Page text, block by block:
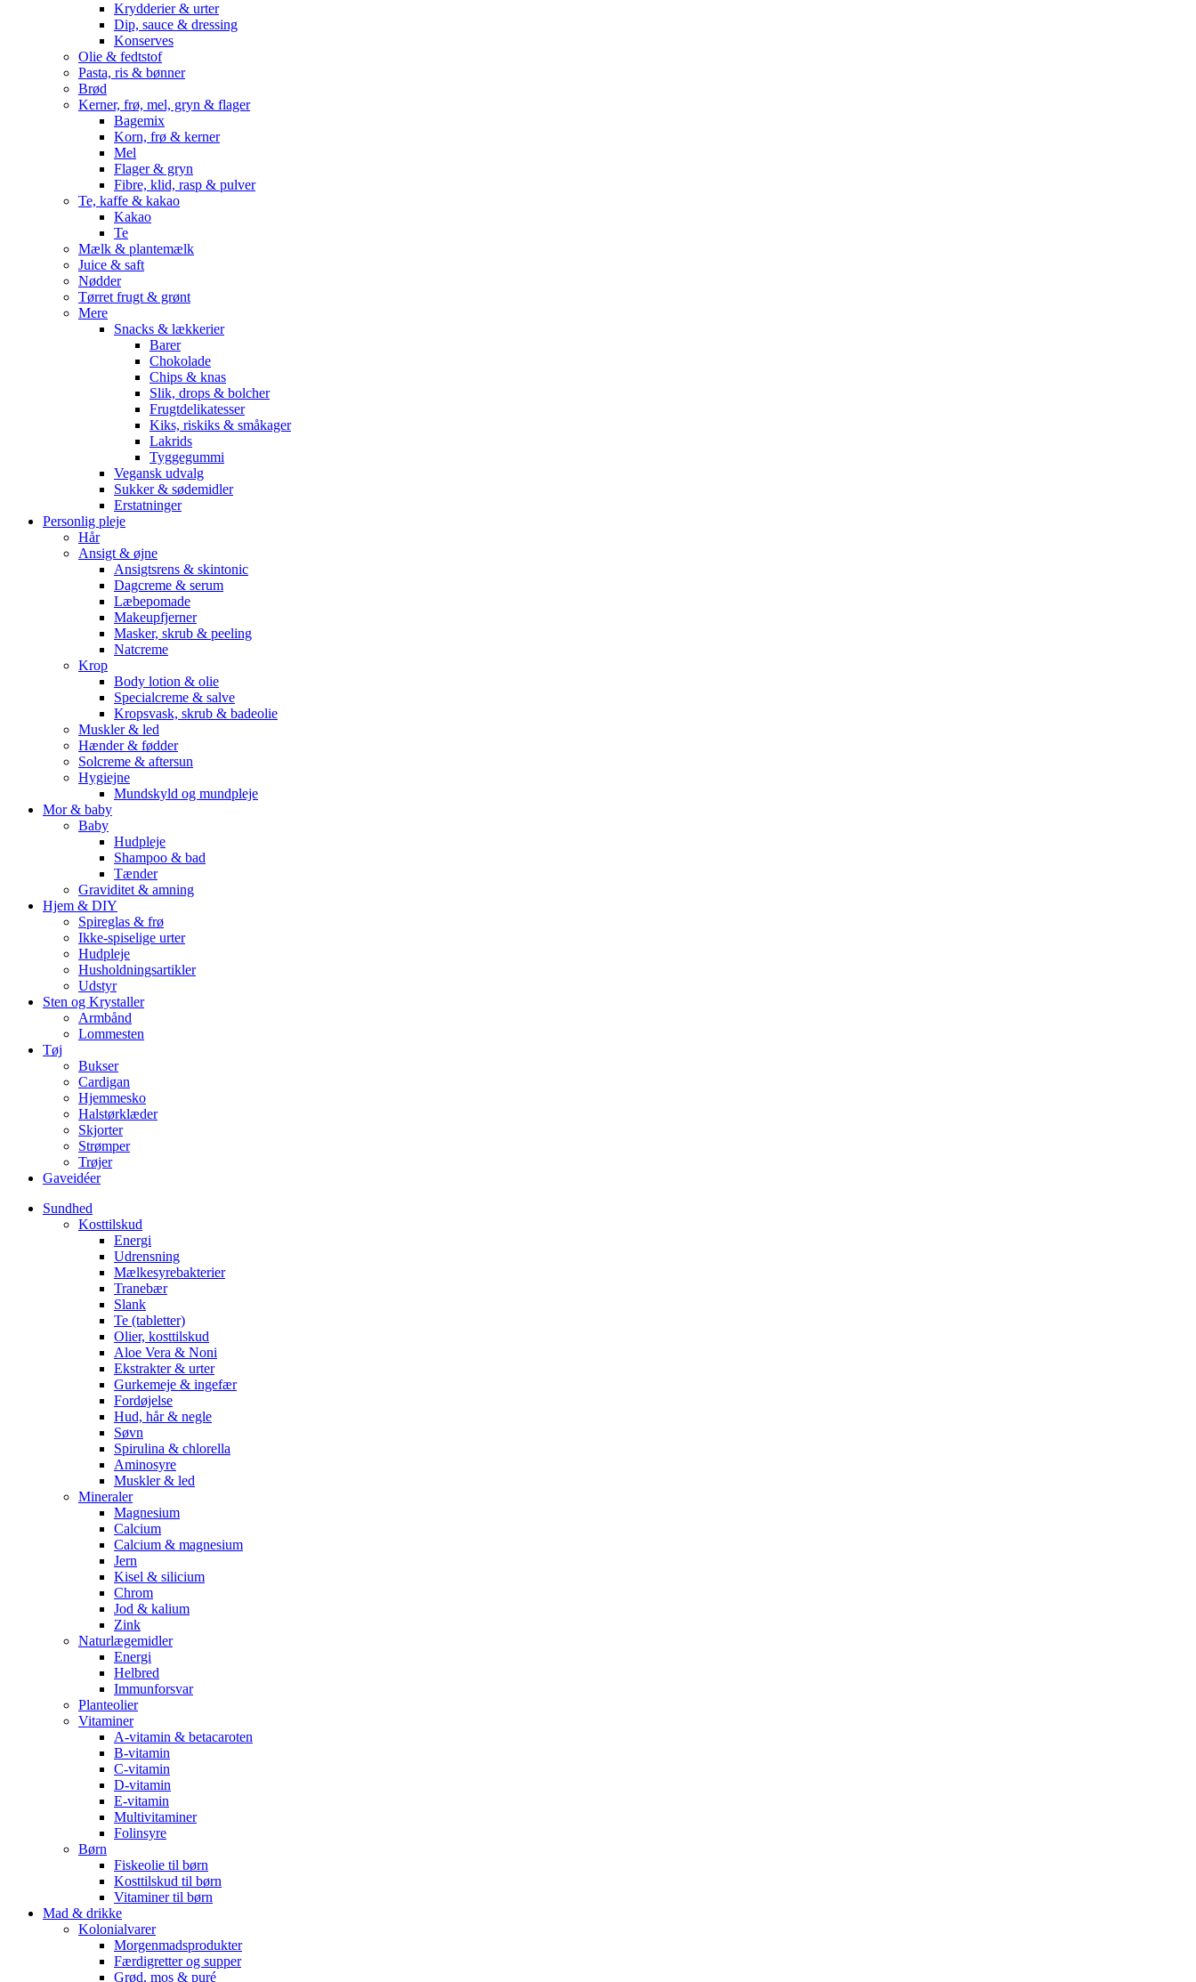
Krydderier & urter
Dip, sauce & dressing
Konserves
Olie & fedtstof
Pasta, ris & bønner
Brød
Kerner, frø, mel, gryn & flager
Bagemix
Korn, frø & kerner
Mel
Flager & gryn
Fibre, klid, rasp & pulver
Te, kaffe & kakao
Kakao
Te
Mælk & plantemælk
Juice & saft
Nødder
Tørret frugt & grønt
Mere
Snacks & lækkerier
Barer
Chokolade
Chips & knas
Slik, drops & bolcher
Frugtdelikatesser
Kiks, riskiks & småkager
Lakrids
Tyggegummi
Vegansk udvalg
Sukker & sødemidler
Erstatninger
Personlig pleje
Hår
Ansigt & øjne
Ansigtsrens & skintonic
Dagcreme & serum
Læbepomade
Makeupfjerner
Masker, skrub & peeling
Natcreme
Krop
Body lotion & olie
Specialcreme & salve
Kropsvask, skrub & badeolie
Muskler & led
Hænder & fødder
Solcreme & aftersun
Hygiejne
Mundskyld og mundpleje
Mor & baby
Baby
Hudpleje
Shampoo & bad
Tænder
Graviditet & amning
Hjem & DIY
Spireglas & frø
Ikke-spiselige urter
Hudpleje
Husholdningsartikler
Udstyr
Sten og Krystaller
Armbånd
Lommesten
Tøj
Bukser
Cardigan
Hjemmesko
Halstørklæder
Skjorter
Strømper
Trøjer
Gaveidéer
Sundhed
Kosttilskud
Energi
Udrensning
Mælkesyrebakterier
Tranebær
Slank
Te (tabletter)
Olier, kosttilskud
Aloe Vera & Noni
Ekstrakter & urter
Gurkemeje & ingefær
Fordøjelse
Hud, hår & negle
Søvn
Spirulina & chlorella
Aminosyre
Muskler & led
Mineraler
Magnesium
Calcium
Calcium & magnesium
Jern
Kisel & silicium
Chrom
Jod & kalium
Zink
Naturlægemidler
Energi
Helbred
Immunforsvar
Planteolier
Vitaminer
A-vitamin & betacaroten
B-vitamin
C-vitamin
D-vitamin
E-vitamin
Multivitaminer
Folinsyre
Børn
Fiskeolie til børn
Kosttilskud til børn
Vitaminer til børn
Mad & drikke
Kolonialvarer
Morgenmadsprodukter
Færdigretter og supper
Grød, mos & puré